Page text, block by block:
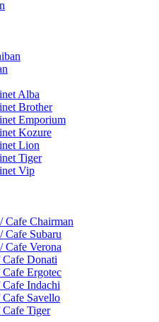
Alba
Brother
Emporium
Kozure
Lion
Tiger
Vip
Chairman
Subaru
Verona
Donati
Ergotec
Indachi
Savello
Tiger